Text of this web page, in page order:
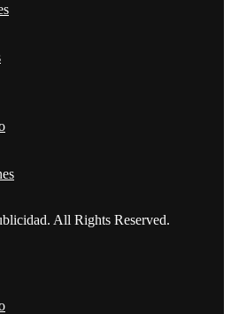
All Rights Reserved.